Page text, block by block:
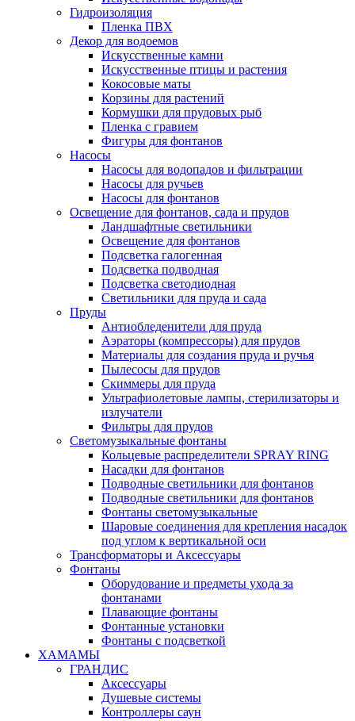
Гидроизоляция
Пленка ПВХ
Декор для водоемов
Искусственные камни
Искусственные птицы и растения
Кокосовые маты
Корзины для растений
Кормушки для прудовых рыб
Пленка с гравием
Фигуры для фонтанов
Насосы
Насосы для водопадов и фильтрации
Насосы для ручьев
Насосы для фонтанов
Освещение для фонтанов, сада и прудов
Ландшафтные светильники
Освещение для фонтанов
Подсветка галогенная
Подсветка подводная
Подсветка светодиодная
Светильники для пруда и сада
Пруды
Антиобледенители для пруда
Аэраторы (компрессоры) для прудов
Материалы для создания пруда и ручья
Пылесосы для прудов
Скиммеры для пруда
Ультрафиолетовые лампы, стерилизаторы и
излучатели
Фильтры для прудов
Светомузыкальные фонтаны
Кольцевые распределители SPRAY RING
Насадки для фонтанов
Подводные светильники для фонтанов
Подводные светильники для фонтанов
Фонтаны светомузыкальные
Шаровые соединения для крепления насадок
под углом к вертикальной оси
Трансформаторы и Аксессуары
Фонтаны
Оборудование и предметы ухода за
фонтанами
Плавающие фонтаны
Фонтанные установки
Фонтаны с подсветкой
ХАМАМЫ
ГРАНДИС
Аксессуары
Душевые системы
Контроллеры саун